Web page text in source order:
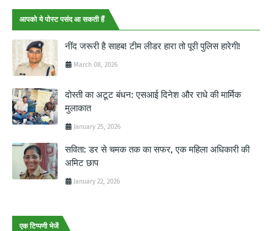
आपको ये पोस्ट पसंद आ सकती हैं
नींद जरूरी है साहब! टीम लीडर हारा तो पूरी पुलिस हारेगी!
March 08, 2026
दोस्ती का अटूट बंधन: एसआई दिनेश और राधे की मार्मिक
मुलाकात
January 25, 2026
सविता: डर से चमक तक का सफर, एक महिला अधिकारी की
अमिट छाप
January 22, 2026
एक टिप्पणी भेजें